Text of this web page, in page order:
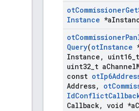
otCommissionerGet
Instance *a
otCommissionerPan
Query(otInstance
Instance , uint16
uint32 t aChannel
const ot
Address, ot
IdConflict
Callback, void *a